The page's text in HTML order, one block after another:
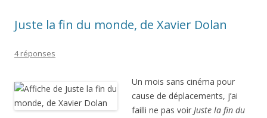
Juste la fin du monde, de Xavier Dolan
4 réponses
Un mois sans cinéma pour
cause de déplacements, j’ai
failli ne pas voir Juste la fin du